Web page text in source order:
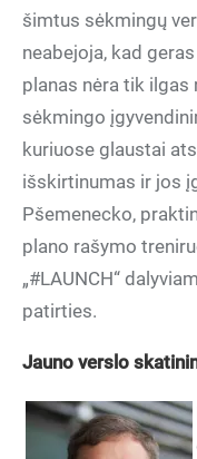
šimtus sėkmingų
neabejoja, kad
planas nėra tik ilgas
sėkmingo
kuriuose glaustai
išskirtinumas ir jos
Pšemenecko,
plano rašymo
„#LAUNCH“
patirties.
Jauno verslo